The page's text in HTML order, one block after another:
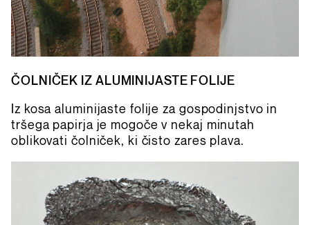
ČOLNIČEK IZ ALUMINIJASTE FOLIJE
Iz kosa aluminijaste folije za gospodinjstvo in
tršega papirja je mogoče v nekaj minutah
oblikovati čolniček, ki čisto zares plava.